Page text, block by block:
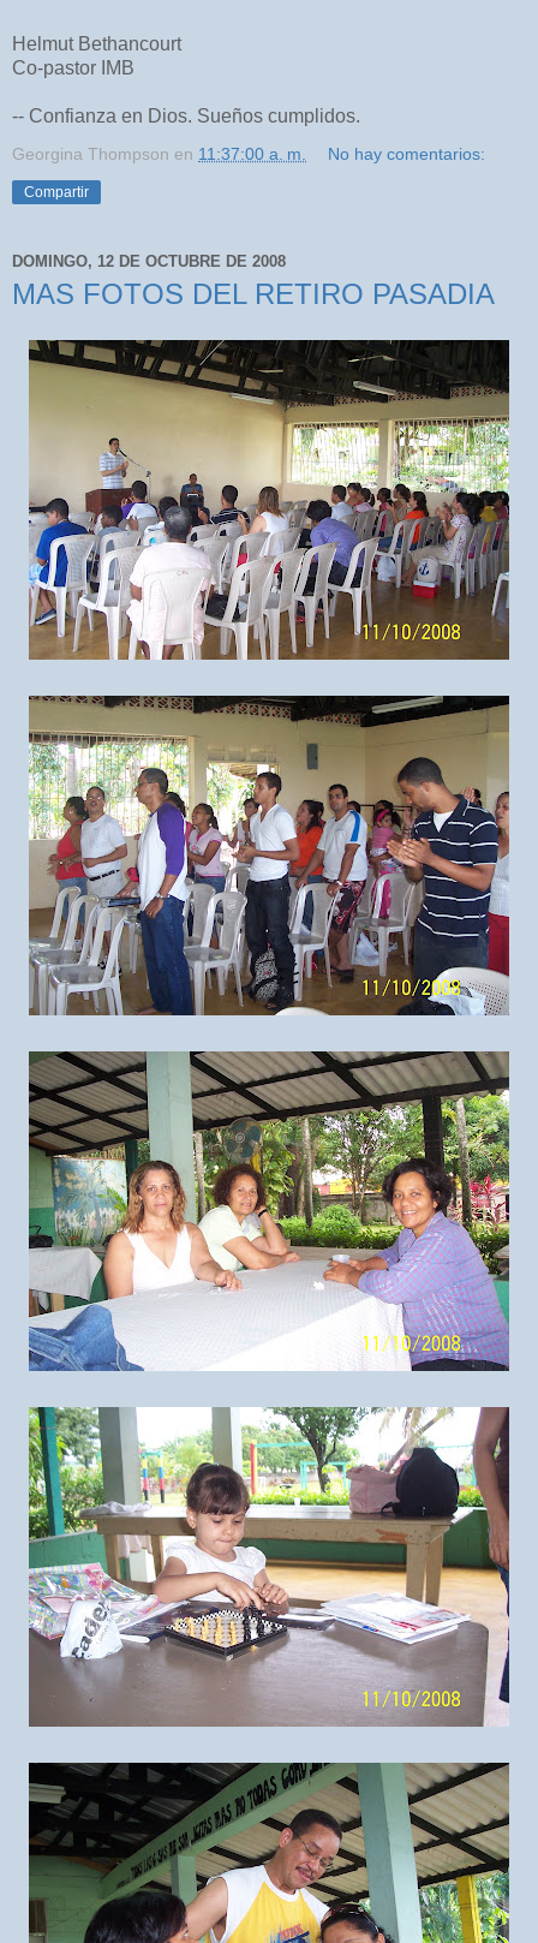
Helmut Bethancourt
Co-pastor IMB
-- Confianza en Dios. Sueños cumplidos.
Georgina Thompson en 11:37:00 a. m. No hay comentarios:
Compartir
DOMINGO, 12 DE OCTUBRE DE 2008
MAS FOTOS DEL RETIRO PASADIA